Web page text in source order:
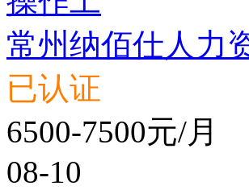
常州纳佰仕人力
已认证
6500-7500元/月
08-10